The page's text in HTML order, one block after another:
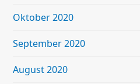
Oktober 2020
September 2020
August 2020